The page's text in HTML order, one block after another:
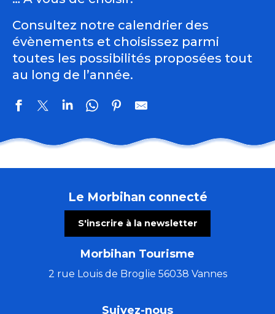
Consultez notre calendrier des
évènements et choisissez parmi
toutes les possibilités proposées tout
au long de l’année.
Visite commentée de l'exposition temporaire
Randonnée pédestre
Fest-Noz – Kenleur Tour
Du Val Sans Retour au Graal avec Guillaume
Guémené, cité des Rohan
Randonnée : Histoire locale de la Chouannerie
Art Péros – Dark Swallows
Le Morbihan connecté
S'inscrire à la newsletter
Morbihan Tourisme
2 rue Louis de Broglie 56038 Vannes
Suivez-nous